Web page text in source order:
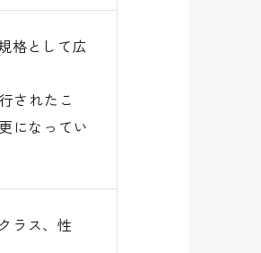
格として広
されたこ
になってい
ラス、性